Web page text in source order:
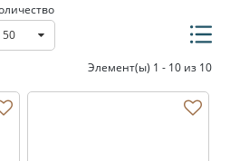
50
Элемент(ы) 1 - 10 из 10